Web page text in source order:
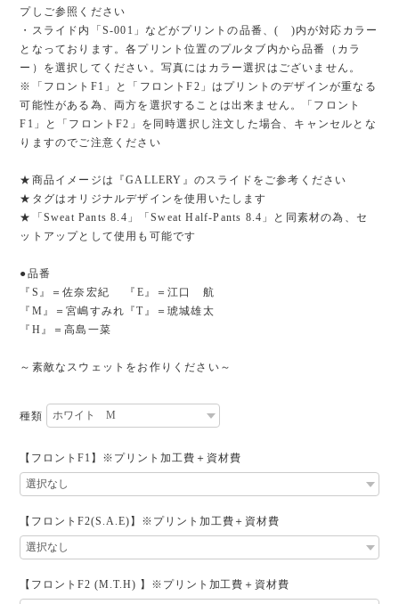
プしご参照ください
・スライド内「S-001」などがプリントの品番、( )内が対応カラー
となっております。各プリント位置のプルタブ内から品番（カラ
ー）を選択してください。写真にはカラー選択はございません。
※「フロントF1」と「フロントF2」はプリントのデザインが重なる
可能性がある為、両方を選択することは出来ません。「フロント
F1」と「フロントF2」を同時選択し注文した場合、キャンセルとな
りますのでご注意ください
★商品イメージは『GALLERY』のスライドをご参考ください
★タグはオリジナルデザインを使用いたします
★「Sweat Pants 8.4」「Sweat Half-Pants 8.4」と同素材の為、セ
ットアップとして使用も可能です
●品番
『S』＝佐奈宏紀 『E』＝江口 航
『M』＝宮嶋すみれ『T』＝琥城雄太
『H』＝高島一菜
～素敵なスウェットをお作りください～
種類
【フロントF1】※プリント加工費＋資材費
【フロントF2(S.A.E)】※プリント加工費＋資材費
【フロントF2 (M.T.H) 】※プリント加工費＋資材費